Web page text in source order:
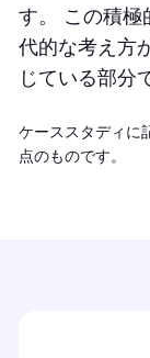
す。 この積極
代的な考え方
じている部分
ケーススタディに
点のものです。